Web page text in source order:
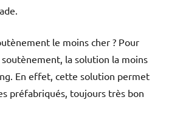
le moins cher ? Pour
la solution la moins
En effet, cette solution permet
préfabriqués, toujours très bon